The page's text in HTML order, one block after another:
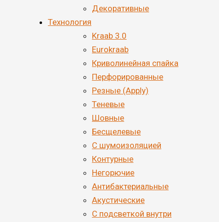
Декоративные
Технология
Kraab 3.0
Eurokraab
Криволинейная спайка
Перфорированные
Резные (Apply)
Теневые
Шовные
Бесщелевые
С шумоизоляцией
Контурные
Негорючие
Антибактериальные
Акустические
С подсветкой внутри